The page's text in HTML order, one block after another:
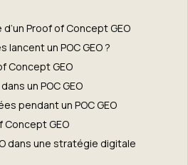
Proof of Concept GEO
un POC GEO ?
Concept GEO
un POC GEO
pendant un POC GEO
Concept GEO
dans une stratégie digitale